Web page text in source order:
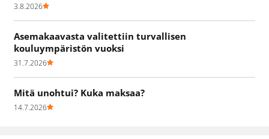
3.8.2026
Asemakaavasta valitettiin turvallisen
kouluympäristön vuoksi
31.7.2026
Mitä unohtui? Kuka maksaa?
14.7.2026